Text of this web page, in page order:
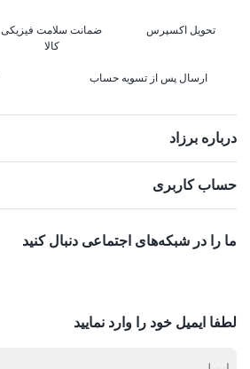
تحویل اکسپرس
ضمانت سلامت فیزیکی
کالا
ارسال پس از تسویه حساب
درباره برزاد
حساب کاربری
ما را در شبکه‌های اجتماعی دنبال کنید
لطفا ایمیل خود را وارد نمایید